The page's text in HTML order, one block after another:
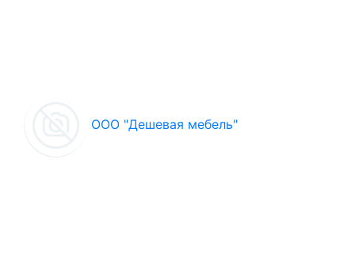
ООО "Дешевая мебель"